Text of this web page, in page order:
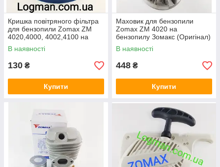
Кришка повітряного фільтра
для бензопили Zomax ZM
4020,4000, 4002,4100 на
бензопилу Зомакс (Оригінал)
В наявності
130 ₴
Купити
Маховик для бензопили
Zomax ZM 4020 на
бензопилу Зомакс (Оригінал)
В наявності
448 ₴
Купити